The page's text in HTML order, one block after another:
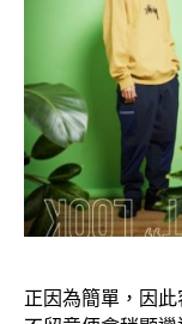
正因為簡單，因